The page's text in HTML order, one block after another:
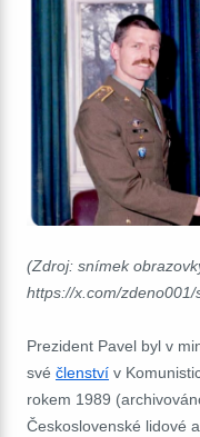
(Zdroj: snímek
https://x.com/
Prezident Pavel byl v
své členství v
rokem 1989
Československé lidové